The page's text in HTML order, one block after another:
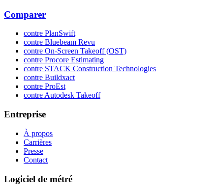
Comparer
contre PlanSwift
contre Bluebeam Revu
contre On-Screen Takeoff (OST)
contre Procore Estimating
contre STACK Construction Technologies
contre Buildxact
contre ProEst
contre Autodesk Takeoff
Entreprise
À propos
Carrières
Presse
Contact
Logiciel de métré